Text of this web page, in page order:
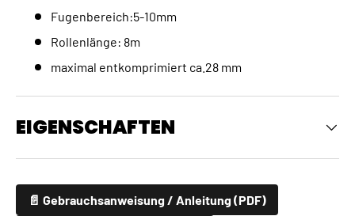
Fugenbereich:5-10mm
Rollenlänge: 8m
maximal entkomprimiert ca.28 mm
EIGENSCHAFTEN
📄 Gebrauchsanweisung / Anleitung (PDF)